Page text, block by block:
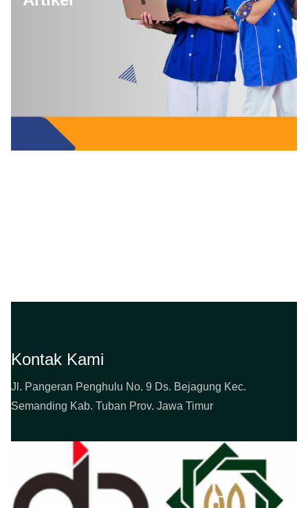
Kontak Kami
Jl. Pangeran Penghulu No. 9 Ds. Bejagung Kec.
Semanding Kab. Tuban Prov. Jawa Timur